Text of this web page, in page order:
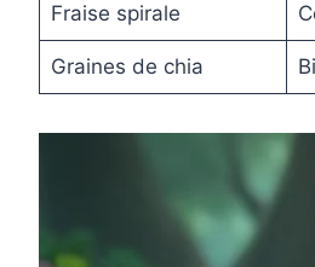
Fraise spirale
Graines de chia